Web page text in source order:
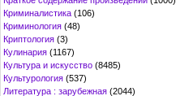
Криминалистика (106)
Криминология (48)
Криптология (3)
Кулинария (1167)
Культура и искусство (8485)
Культурология (537)
Литература : зарубежная (2044)